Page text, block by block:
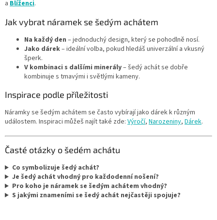
a Blíženci.
Jak vybrat náramek se šedým achátem
Na každý den – jednoduchý design, který se pohodlně nosí.
Jako dárek– ideální volba, pokud hledáš univerzální a vkusný
šperk.
V kombinaci s dalšími minerály– šedý achát se dobře
kombinuje s tmavými i světlými kameny.
Inspirace podle příležitosti
Náramky se šedým achátem se často vybírají jako dárek k různým
událostem. Inspiraci můžeš najít také zde: Výročí, Narozeniny, Dárek.
Časté otázky o šedém achátu
Co symbolizuje šedý achát?
Je šedý achát vhodný pro každodenní nošení?
Pro koho je náramek se šedým achátem vhodný?
S jakými znameními se šedý achát nejčastěji spojuje?